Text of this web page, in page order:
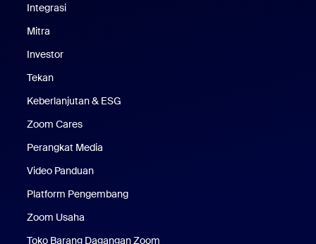
Integrasi
Mitra
Investor
Tekan
Keberlanjutan & ESG
Zoom Cares
Perangkat Media
Video Panduan
Platform Pengembang
Zoom Usaha
Toko Barang Dagangan Zoom